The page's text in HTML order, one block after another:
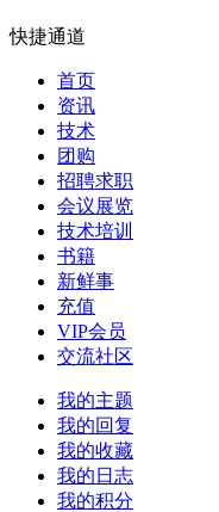
快捷通道
首页
资讯
技术
团购
招聘求职
会议展览
技术培训
书籍
新鲜事
充值
VIP会员
交流社区
我的主题
我的回复
我的收藏
我的日志
我的积分